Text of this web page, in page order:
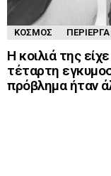
ΚΌΣΜΟΣ ΠΕΡΊΕΡΓΑ
Η κοιλιά της
τέταρτη
πρόβλημα ήταν